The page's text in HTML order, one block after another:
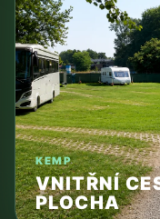
KEMP
VNITŘNÍ
PLOCHA